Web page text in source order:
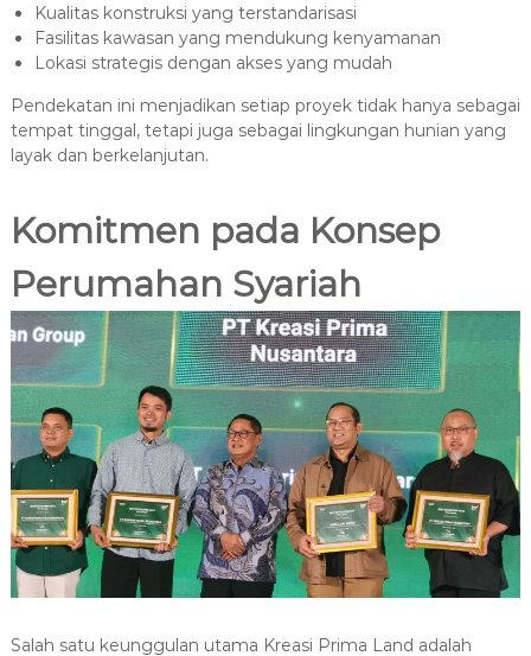
Kualitas konstruksi yang terstandarisasi
Fasilitas kawasan yang mendukung kenyamanan
Lokasi strategis dengan akses yang mudah
Pendekatan ini menjadikan setiap proyek tidak hanya sebagai
tempat tinggal, tetapi juga sebagai lingkungan hunian yang
layak dan berkelanjutan.
Komitmen pada Konsep
Perumahan Syariah
Salah satu keunggulan utama Kreasi Prima Land adalah